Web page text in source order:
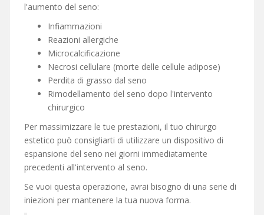
l'aumento del seno:
Infiammazioni
Reazioni allergiche
Microcalcificazione
Necrosi cellulare (morte delle cellule adipose)
Perdita di grasso dal seno
Rimodellamento del seno dopo l'intervento
chirurgico
Per massimizzare le tue prestazioni, il tuo chirurgo
estetico può consigliarti di utilizzare un dispositivo di
espansione del seno nei giorni immediatamente
precedenti all'intervento al seno.
Se vuoi questa operazione, avrai bisogno di una serie di
iniezioni per mantenere la tua nuova forma.